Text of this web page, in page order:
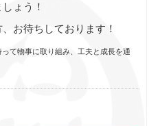
ょう！
お待ちしております！
て物事に取り組み、工夫と成長を通